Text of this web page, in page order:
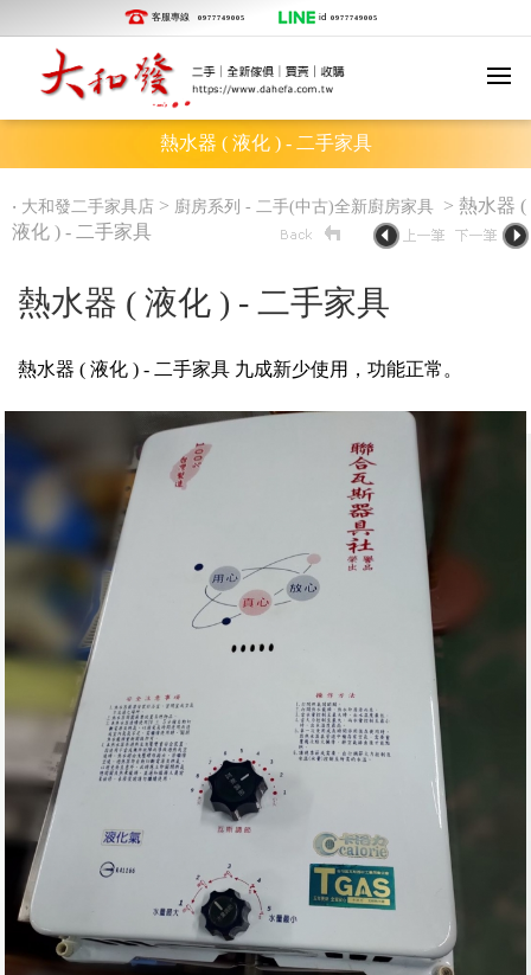
客服專線 0977749005 id 0977749005
熱水器 ( 液化 ) - 二手家具
‧ 大和發二手家具店 > 廚房系列 - 二手(中古)全新廚房家具 > 熱水器 (
液化 ) - 二手家具
熱水器 ( 液化 ) - 二手家具
熱水器 ( 液化 ) - 二手家具 九成新少使用，功能正常。